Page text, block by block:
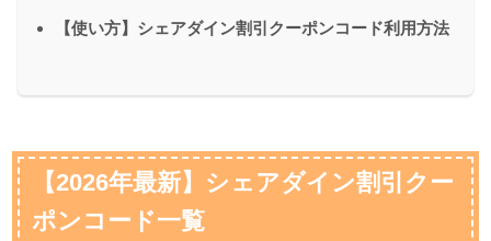
【使い方】シェアダイン割引クーポンコード利用方法
【2026年最新】シェアダイン割引クー
ポンコード一覧